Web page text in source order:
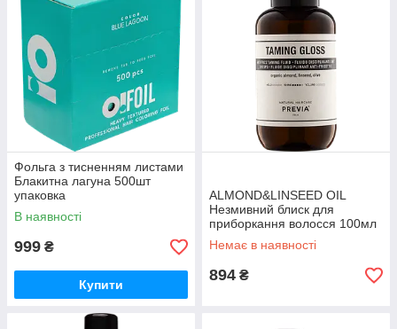
Фольга з тисненням листами
Блакитна лагуна 500шт
упаковка
В наявності
999 ₴
Купити
ALMOND&LINSEED OIL
Незмивний блиск для
приборкання волосся 100мл
Немає в наявності
894 ₴